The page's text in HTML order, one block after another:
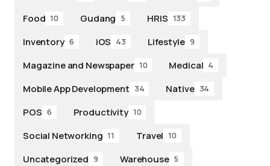
Food 10 Gudang 5 HRIS 133
Inventory 6 iOS 43 Lifestyle 9
Magazine and Newspaper 10 Medical 4
Mobile App Development 34 Native 34
POS 6 Productivity 10
Social Networking 11 Travel 10
Uncategorized 9 Warehouse 5